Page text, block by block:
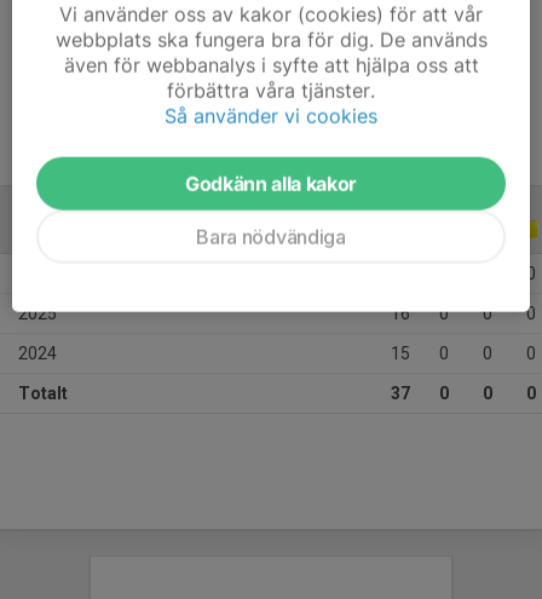
Position
Back
10 år
ALLA ÅR
0
2025 16 0 0 0
2024 15 0 0 0
Totalt 37 0 0 0
Vi använder oss av kakor (cookies) för att vår
webbplats ska fungera bra för dig. De används
även för webbanalys i syfte att hjälpa oss att
förbättra våra tjänster.
Så använder vi cookies
Godkänn alla kakor
Bara nödvändiga